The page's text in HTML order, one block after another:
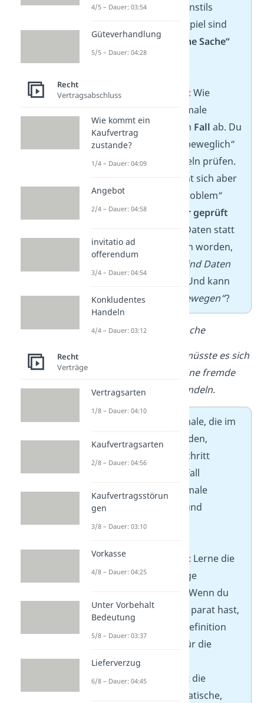
Schritten des Gutachtenstils
durch. In unserem Beispiel sind
das„fremde bewegliche Sache“
und „Wegnahme“
✏️Tipp für die Klausur:Wie
detailliert du die Merkmale
durchgehst, hängt vom Fall ab. Du
kannst z. B. „fremd“, „beweglich“
und „Sache“ auch einzeln prüfen.
So eine Aufteilung lohnt sich aber
nur dann, wenn ein „Problem“
auftaucht, das
genauer geprüft
werden sollte: Wären Daten statt
eines Handys gestohlen worden,
„Sind Daten
Und kann
man die überhaupt
„bewegen“?
a) Fremde bewegliche Sache
Obersatz: Zunächst müsste es sich
bei dem Handy um eine fremde
bewegliche Sache handeln.
Die Tatbestandsmerkmale, die im
Obersatz genannt wurden,
werden im nächsten Schritt
. In unserem Fall
definierst du die Merkmale
„Sache“
und
„fremd“.
✏️Tipp für die Klausur: Lerne die
Definitionen für gängige
. Wenn du
sie in der Klausur nicht parat hast,
versuche, selbst eine Definition
herzuleiten. Nutze dafür die
juristischen
Auslegungsmethoden: die
grammatische, systematische,
4/5 – Dauer: 03:54
Güteverhandlung
5/5 – Dauer: 04:28
Recht
Vertragsabschluss
Wie kommt ein
Kaufvertrag
zustande?
1/4 – Dauer: 04:09
Angebot
2/4 – Dauer: 04:58
invitatio ad
offerendum
3/4 – Dauer: 04:54
Konkludentes
Handeln
4/4 – Dauer: 03:12
Recht
Verträge
Vertragsarten
1/8 – Dauer: 04:10
Kaufvertragsarten
2/8 – Dauer: 04:56
Kaufvertragsstörun
gen
3/8 – Dauer: 03:10
Vorkasse
4/8 – Dauer: 04:25
Unter Vorbehalt
Bedeutung
5/8 – Dauer: 03:37
Lieferverzug
6/8 – Dauer: 04:45